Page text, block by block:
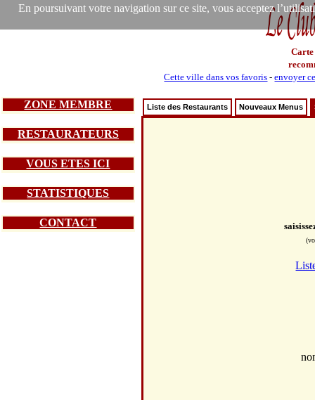
En poursuivant votre navigation sur ce site, vous acceptez
Carte
Cette ville dans vos favoris -envoyer
ZONE MEMBRE
RESTAURATEURS
VOUS ETES ICI
STATISTIQUES
CONTACT
Liste des Restaurants Nouveaux Menus